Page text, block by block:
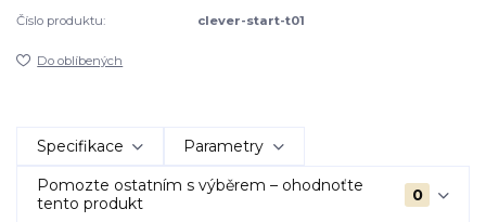
Číslo produktu: clever-start-t01
Do oblíbených
Specifikace Parametry
Pomozte ostatním s výběrem – ohodnoťte
tento produkt
0